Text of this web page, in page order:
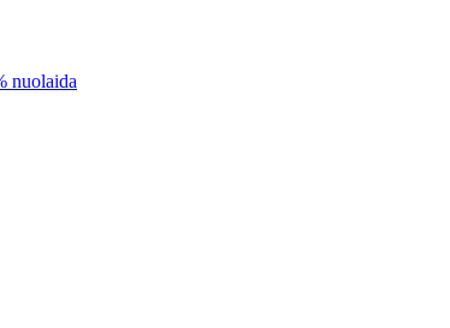
nuolaida